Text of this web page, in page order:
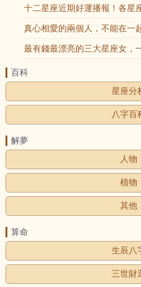
十二星座近期好運播報！各星
真心相愛的兩個人，不能在一
最有錢最漂亮的三大星座女，
百科
星座分
八字百
解夢
人物
植物
其他
算命
生辰八
三世財